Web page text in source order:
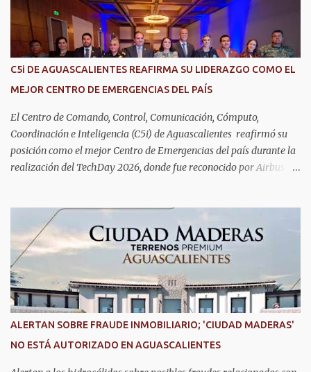
s
C5i DE AGUASCALIENTES REAFIRMA SU LIDERAZGO COMO EL
MEJOR CENTRO DE EMERGENCIAS DEL PAÍS
El Centro de Comando, Control, Comunicación, Cómputo,
Coordinación e Inteligencia (C5i) de Aguascalientes reafirmó su
posición como el mejor Centro de Emergencias del país durante la
realización del TechDay 2026, donde fue reconocido por Airbus
seguridad pública y la atención de emergencias. Este encuentro
reunió a autoridades, especialistas nacionales e internacionales y
representantes de instituciones de seguridad para intercambiar
conocimientos y conocer las tendencias más avanzadas en la
materia. La titular del C5i, Michelle Olmos Álvarez, señaló que este
reconocimiento es resultado de la capacidad operativa, la
infraestructura tecnológica de vanguardia y los modelos
innovadores de coordinación institucional que distinguen al C5i de
Aguascalientes, posicionándose como un referente nacional en
materia de atención de emergencias. "Bajo el liderazgo de la
ALERTAN SOBRE FRAUDE INMOBILIARIO; 'CIUDAD MADERAS'
NO ESTÁ AUTORIZADO EN AGUASCALIENTES